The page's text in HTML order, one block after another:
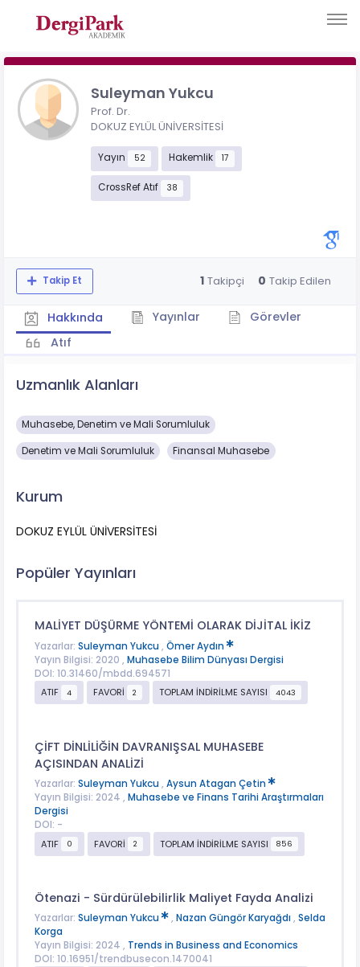
Suleyman Yukcu
Prof. Dr.
DOKUZ EYLÜL ÜNİVERSİTESİ
Yayın 52 Hakemlik 17
CrossRef Atıf 38
Takip Et 1 Takipçi 0 Takip Edilen
Hakkında Yayınlar
Görevler
Atıf
Uzmanlık Alanları
Muhasebe, Denetim ve Mali Sorumluluk
Denetim ve Mali Sorumluluk Finansal Muhasebe
Kurum
DOKUZ EYLÜL ÜNİVERSİTESİ
Popüler Yayınları
MALİYET DÜŞÜRME YÖNTEMİ OLARAK DİJİTAL İKİZ
Yazarlar: Suleyman Yukcu , Ömer Aydın
Yayın Bilgisi: 2020 , Muhasebe Bilim Dünyası Dergisi
DOI: 10.31460/mbdd.694571
ATIF
4 FAVORİ 2 TOPLAM İNDİRİLME SAYISI 4043
ÇİFT DİNLİLİĞİN DAVRANIŞSAL MUHASEBE
AÇISINDAN ANALİZİ
Yazarlar: Suleyman Yukcu , Aysun Atagan Çetin
Yayın Bilgisi: 2024 , Muhasebe ve Finans Tarihi Araştırmaları
Dergisi
DOI: -
ATIF
0 FAVORİ 2 TOPLAM İNDİRİLME SAYISI 856
Ötenazi - Sürdürülebilirlik Maliyet Fayda Analizi
Yazarlar: Suleyman Yukcu , Nazan Güngör Karyağdı , Selda
Korga
Yayın Bilgisi: 2024 , Trends in Business and Economics
DOI: 10.16951/trendbusecon.1470041